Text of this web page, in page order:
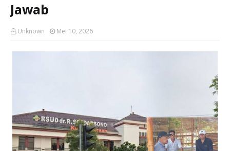
Jawab
Unknown Mei 10, 2026